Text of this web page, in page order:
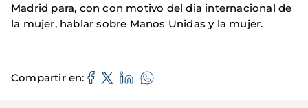
Madrid para, con con motivo del dia internacional de
la mujer, hablar sobre Manos Unidas y la mujer.
Compartir en